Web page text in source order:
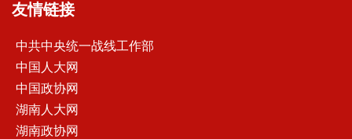
友情链接
中共中央统一战线工作部
中国人大网
中国政协网
湖南人大网
湖南政协网